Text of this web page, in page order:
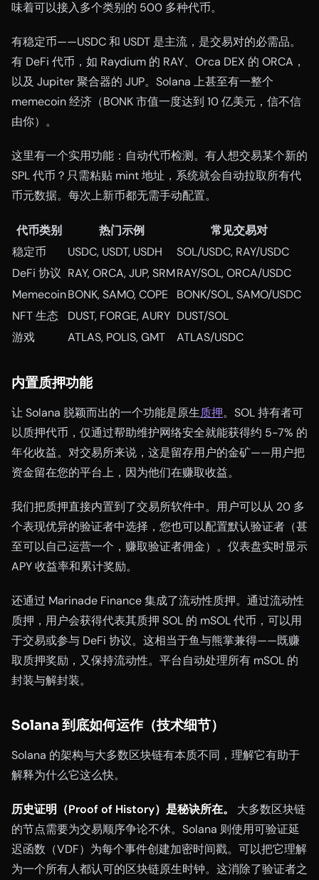
味着可以接入多个类别的 500 多种代币。
有稳定币——USDC 和 USDT 是主流，是交易对的必需品。
有 DeFi 代币，如 Raydium 的 RAY、Orca DEX 的 ORCA，
以及 Jupiter 聚合器的 JUP。Solana 上甚至有一整个
memecoin 经济（BONK 市值一度达到 10 亿美元，信不信
由你）。
这里有一个实用功能：自动代币检测。有人想交易某个新的
SPL 代币？只需粘贴 mint 地址，系统就会自动拉取所有代
币元数据。每次上新币都无需手动配置。
代币类别 热门示例
常见交易对
稳定币
USDC, USDT, USDH
SOL/USDC, RAY/USDC
DeFi 协议 RAY, ORCA, JUP, SRMRAY/SOL, ORCA/USDC
MemecoinBONK, SAMO, COPE
BONK/SOL, SAMO/USDC
NFT 生态
DUST, FORGE, AURY DUST/SOL
游戏
ATLAS, POLIS, GMT ATLAS/USDC
内置质押功能
让 Solana 脱颖而出的一个功能是原生质押。SOL 持有者可
以质押代币，仅通过帮助维护网络安全就能获得约 5-7% 的
年化收益。对交易所来说，这是留存用户的金矿——用户把
资金留在您的平台上，因为他们在赚取收益。
我们把质押直接内置到了交易所软件中。用户可以从 20 多
个表现优异的验证者中选择，您也可以配置默认验证者（甚
至可以自己运营一个，赚取验证者佣金）。仪表盘实时显示
APY 收益率和累计奖励。
还通过 Marinade Finance 集成了流动性质押。通过流动性
质押，用户会获得代表其质押 SOL 的 mSOL 代币，可以用
于交易或参与 DeFi 协议。这相当于鱼与熊掌兼得——既赚
取质押奖励，又保持流动性。平台自动处理所有 mSOL 的
封装与解封装。
Solana 到底如何运作（技术细节）
Solana 的架构与大多数区块链有本质不同，理解它有助于
解释为什么它这么快。
历史证明（Proof of History）是秘诀所在。
大多数区块链
的节点需要为交易顺序争论不休。Solana 则使用可验证延
迟函数（VDF）为每个事件创建加密时间戳。可以把它理解
为一个所有人都认可的区块链原生时钟。这消除了验证者之